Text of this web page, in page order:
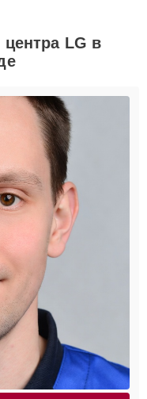
центра LG в